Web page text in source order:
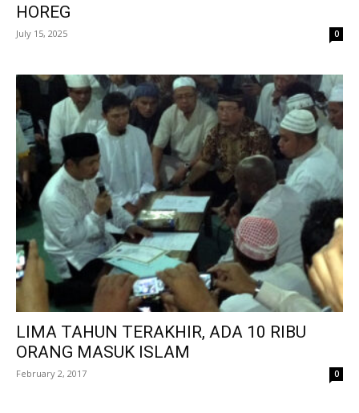
HOREG
July 15, 2025 0
LIMA TAHUN TERAKHIR, ADA 10 RIBU
ORANG MASUK ISLAM
February 2, 2017 0